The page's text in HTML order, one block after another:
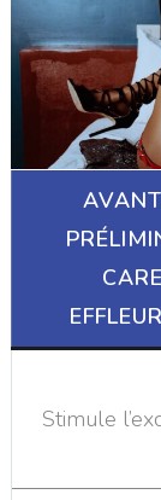
Stimule